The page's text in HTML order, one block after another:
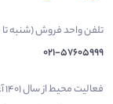
تلفن واحد فروش (شنبه تا چهارشنبه
021-57605999